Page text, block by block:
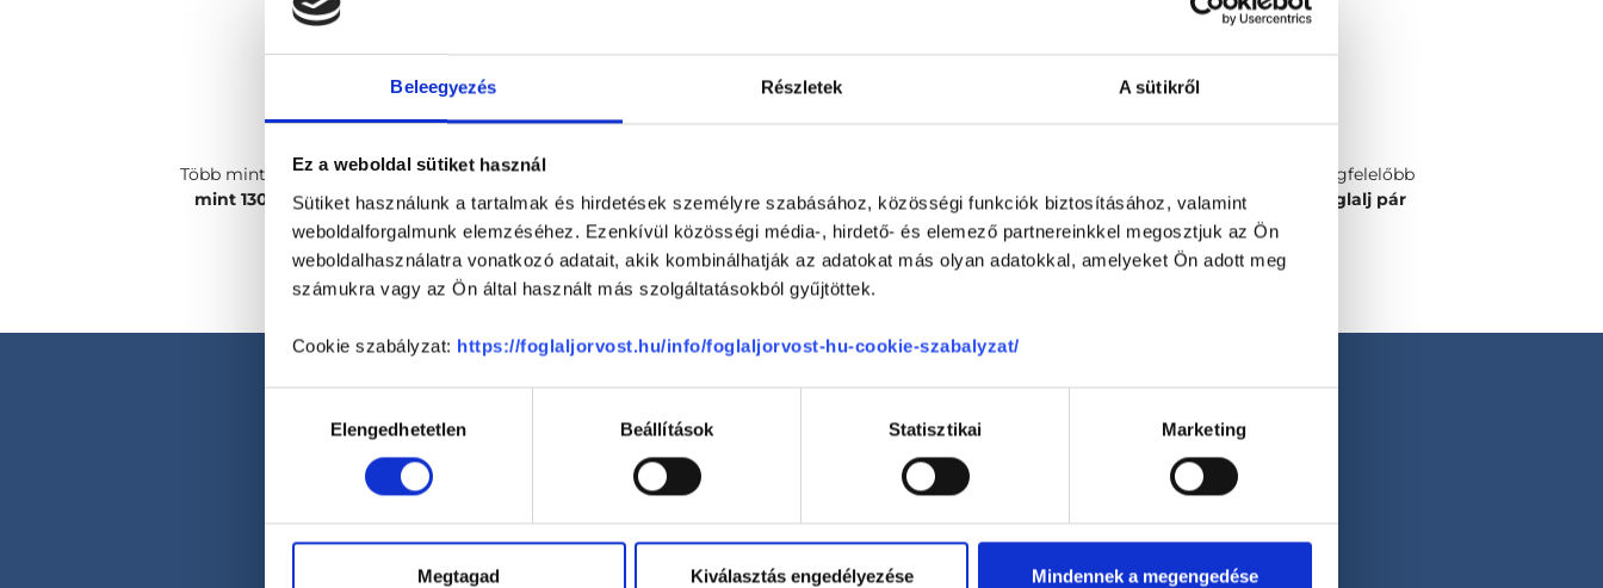
Beleegyezés Részletek A sütikről
Ez a weboldal sütiket használ
Sütiket használunk a tartalmak és hirdetések személyre szabásához, közösségi funkciók biztosításához, valamint
weboldalforgalmunk elemzéséhez. Ezenkívül közösségi média-, hirdető- és elemező partnereinkkel megosztjuk az Ön
weboldalhasználatra vonatkozó adatait, akik kombinálhatják az adatokat más olyan adatokkal, amelyeket Ön adott meg
számukra vagy az Ön által használt más szolgáltatásokból gyűjtöttek.
Cookie szabályzat: https://foglaljorvost.hu/info/foglaljorvost-hu-cookie-szabalyzat/
kiválasztásaElengedhetetlen Beállítások Statisztikai Marketing
Megtagad Kiválasztás engedélyezése Mindennek a megengedése
Több mint
2400 magánorvosunk, több
mint 130 szakterületencsak rád vár!
véleményesegít a döntésben!
Válaszd ki a számodra legmegfelelőbb
időpontot vagy orvost és
foglalj pár
kattintással!
Segíthetünk?
Telefon
(H-P: 8:00-20:00)
office@foglaljorvost.hu